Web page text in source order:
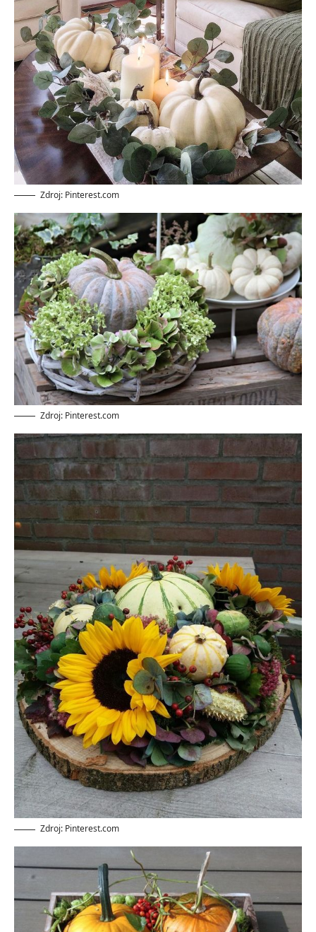
Zdroj: Pinterest.com
Zdroj: Pinterest.com
Zdroj: Pinterest.com